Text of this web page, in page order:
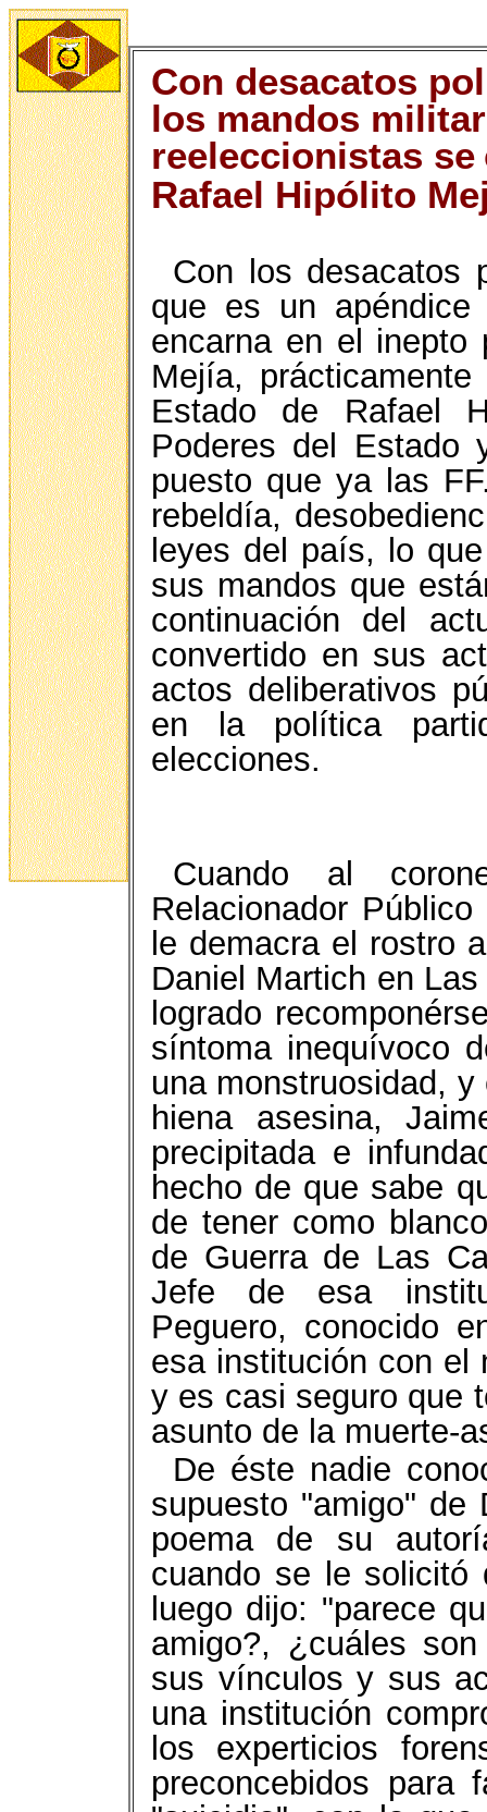
Con desacatos
los mandos
reeleccionistas se
Rafael Hipólito
Con los desacatos
que es un apéndice
encarna en el inepto
Mejía,
Estado de Rafael
Poderes del Estado
puesto que ya las
rebeldía,
leyes del país, lo
sus mandos que
continuación del
convertido en sus
actos deliberativos
en la política
elecciones.
Cuando al
Relacionador
le demacra el rostro
Daniel Martich en
logrado
síntoma inequívoco
una monstruosidad,
hiena asesina,
precipitada e
hecho de que sabe
de tener como
de Guerra de Las
Jefe de esa
Peguero, conocido
esa institución con el
y es casi seguro que
asunto de la muerte-
De éste nadie
supuesto "amigo" de
poema de su
cuando se le solicitó
luego dijo: "parece
amigo?, ¿cuáles
sus vínculos y sus
una institución
los experticios
preconcebidos para